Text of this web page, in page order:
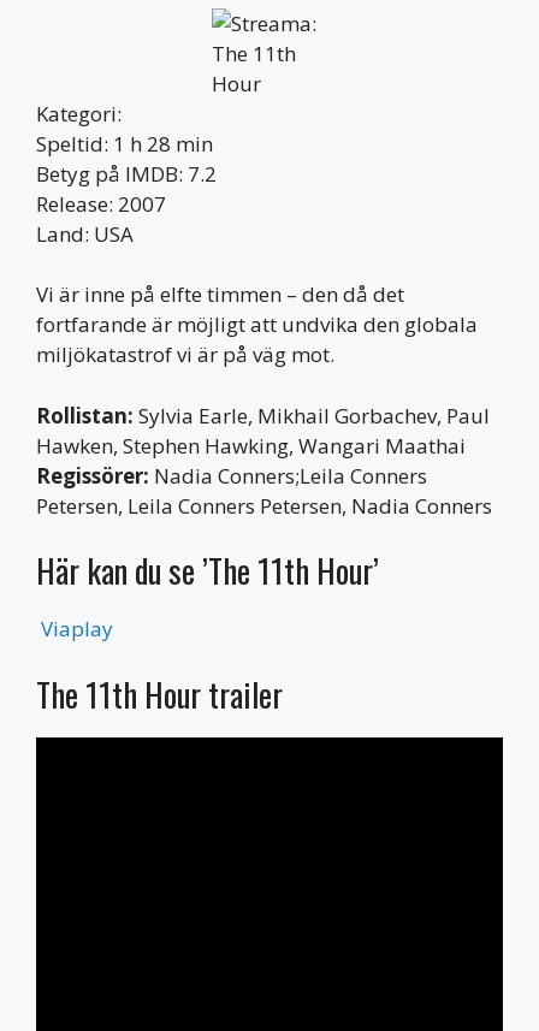
Kategori:
Speltid: 1 h 28 min
Betyg på IMDB: 7.2
Release: 2007
Land: USA
Vi är inne på elfte timmen – den då det
fortfarande är möjligt att undvika den globala
miljökatastrof vi är på väg mot.
Rollistan: Sylvia Earle, Mikhail Gorbachev, Paul
Hawken, Stephen Hawking, Wangari Maathai
Regissörer: Nadia Conners;Leila Conners
Petersen, Leila Conners Petersen, Nadia Conners
Här kan du se ’The 11th Hour’
Viaplay
The 11th Hour trailer